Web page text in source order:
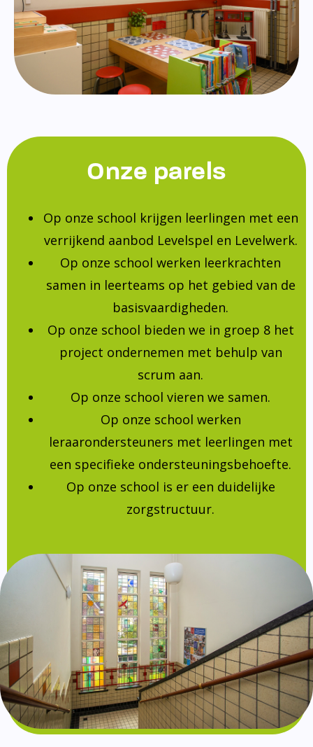
Onze parels
Op onze school krijgen leerlingen met een
verrijkend aanbod Levelspel en Levelwerk.
Op onze school werken leerkrachten
samen in leerteams op het gebied van de
basisvaardigheden.
Op onze school bieden we in groep 8 het
project ondernemen met behulp van
scrum aan.
Op onze school vieren we samen.
Op onze school werken
leraarondersteuners met leerlingen met
een specifieke ondersteuningsbehoefte.
Op onze school is er een duidelijke
zorgstructuur.